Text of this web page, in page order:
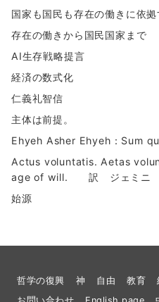
国家も国民も存在の働きに依
存在の働きから国民国家まで
AI生存戦略提言
経済の数式化
仁義礼智信
主体は前提。
Ehyeh Asher Ehyeh：Sum
Actus voluntatis. Aetas
age of will. 訳 ジェミニ
始源
哲学の復興 神 自由 教育